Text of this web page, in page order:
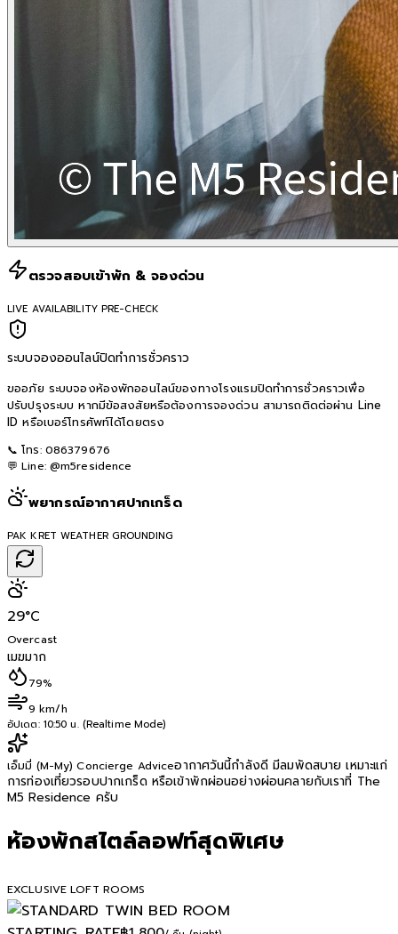
ตรวจสอบเข้าพัก & จองด่วน
LIVE AVAILABILITY PRE-CHECK
ระบบจองออนไลน์ปิดทำการชั่วคราว
ขออภัย ระบบจองห้องพักออนไลน์ของทางโรงแรมปิดทำการชั่วคราวเพื่อ
ปรับปรุงระบบ หากมีข้อสงสัยหรือต้องการจองด่วน สามารถติดต่อผ่าน Line
ID หรือเบอร์โทรศัพท์ได้โดยตรง
📞 โทร: 086379676
💬 Line: @m5residence
พยากรณ์อากาศปากเกร็ด
PAK KRET WEATHER GROUNDING
29°C
Overcast
เมฆมาก
79%
9 km/h
อัปเดต: 10:50 น. (Realtime Mode)
เอ็มมี่ (M-My) Concierge Adviceอากาศวันนี้กำลังดี มีลมพัดสบาย เหมาะแก่
การท่องเที่ยวรอบปากเกร็ด หรือเข้าพักผ่อนอย่างผ่อนคลายกับเราที่ The
M5 Residence ครับ
ห้องพักสไตล์ลอฟท์สุดพิเศษ
EXCLUSIVE LOFT ROOMS